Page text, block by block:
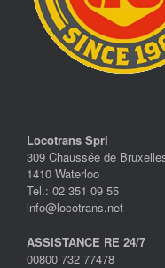
Locotrans Sprl
309 Chaussée de
1410 Waterloo
Tel.: 02 351 09 55
info@locotrans.net
ASSISTANCE RE 24/7
00800 732 77478